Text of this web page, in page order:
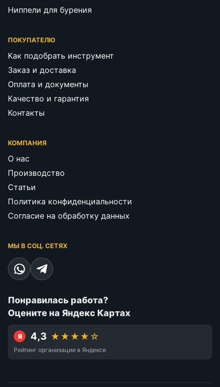
Ниппели для бурения
ПОКУПАТЕЛЮ
Как подобрать инструмент
Заказ и доставка
Оплата и документы
Качество и гарантия
Контакты
КОМПАНИЯ
О нас
Производство
Статьи
Политика конфиденциальности
Согласие на обработку данных
МЫ В СОЦ. СЕТЯХ
Понравилась работа?
Оцените на Яндекс Картах
Я 4,3 ★★★★☆
Рейтинг организации в Яндексе